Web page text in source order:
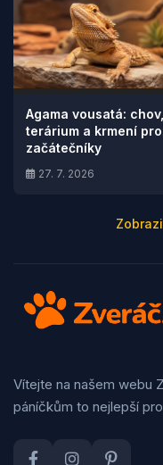
Agama vousatá: chov,
terárium a krmení pro
začátečníky
27. 7. 2026
Vítejte na našem webu
páníčkům to nejlepší